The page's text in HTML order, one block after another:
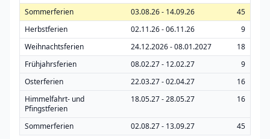
Sommerferien
03.08.26 - 14.09.26
45
Herbstferien
02.11.26 - 06.11.26
9
Weihnachtsferien
24.12.2026 - 08.01.2027
18
Frühjahrsferien
08.02.27 - 12.02.27
9
Osterferien
22.03.27 - 02.04.27
16
Himmelfahrt- und
Pfingstferien
18.05.27 - 28.05.27 16
Sommerferien 02.08.27 - 13.09.27
45